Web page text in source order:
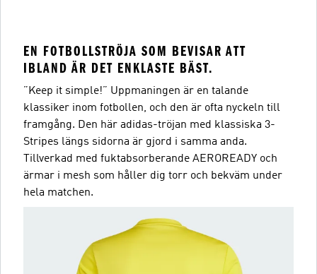
EN FOTBOLLSTRÖJA SOM BEVISAR ATT
IBLAND ÄR DET ENKLASTE BÄST.
”Keep it simple!” Uppmaningen är en talande
klassiker inom fotbollen, och den är ofta nyckeln till
framgång. Den här adidas-tröjan med klassiska 3-
Stripes längs sidorna är gjord i samma anda.
Tillverkad med fuktabsorberande AEROREADY och
ärmar i mesh som håller dig torr och bekväm under
hela matchen.